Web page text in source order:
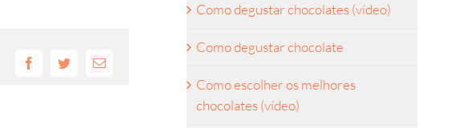
FacebookTwitterE-
Como degustar chocolates (vídeo)
Como degustar chocolate
Como escolher os melhores
chocolates (vídeo)